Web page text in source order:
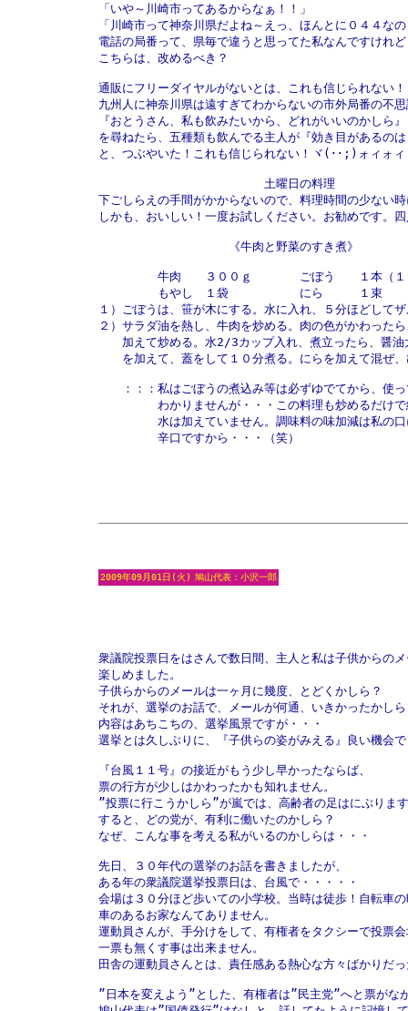
「いや～川崎市ってあるからなぁ！！」
「川崎市って神奈川県だよね～えっ、ほんとに０４４な
電話の局番って、県毎で違うと思ってた私なんですけれ
こちらは、改めるべき？
通販にフリーダイヤルがないとは、これも信じられない！
九州人に神奈川県は遠すぎてわからないの市外局番の不
『おとうさん、私も飲みたいから、どれがいいのかしら』
を尋ねたら、五種類も飲んでる主人が『効き目があるの
と、つぶやいた！これも信じられない！ヾ(･･;)ォィォィ
土曜日の料理
下ごしらえの手間がかからないので、料理時間の少ない
しかも、おいしい！一度お試しください。お勧めです。
《牛肉と野菜のすき煮》
牛肉　　３００ｇ　　　　ごぼう　　１本（１
もやし　１袋　　　　　　にら　　　１束
１）ごぼうは、笹が木にする。水に入れ、５分ほどして
２）サラダ油を熱し、牛肉を炒める。肉の色がかわった
加えて炒める。水2/3カップ入れ、煮立ったら、醤油
を加えて、蓋をして１０分煮る。にらを加えて混ぜ、
：：：私はごぼうの煮込み等は必ずゆでてから、使っ
わかりませんが・・・この料理も炒めるだけで
水は加えていません。調味料の味加減は私の口
2009年09月01日(火) 鳩山代表：小沢一郎
衆議院投票日をはさんで数日間、主人と私は子供からの
楽しめました。
子供らからのメールは一ヶ月に幾度、とどくかしら？
それが、選挙のお話で、メールが何通、いきかったかしら
内容はあちこちの、選挙風景ですが・・・
選挙とは久しぶりに、『子供らの姿がみえる』良い機会
『台風１１号』の接近がもう少し早かったならば、
票の行方が少しはかわったかも知れません。
”投票に行こうかしら”が嵐では、高齢者の足はにぶりま
すると、どの党が、有利に働いたのかしら？
なぜ、こんな事を考える私がいるのかしらは・・・
先日、３０年代の選挙のお話を書きましたが、
ある年の衆議院選挙投票日は、台風で・・・・・
会場は３０分ほど歩いての小学校。当時は徒歩！自転車
車のあるお家なんてありません。
運動員さんが、手分けをして、有権者をタクシーで投票
一票も無くす事は出来ません。
田舎の運動員さんとは、責任感ある熱心な方々ばかりだ
”日本を変えよう”とした、有権者は”民主党”へと票がな